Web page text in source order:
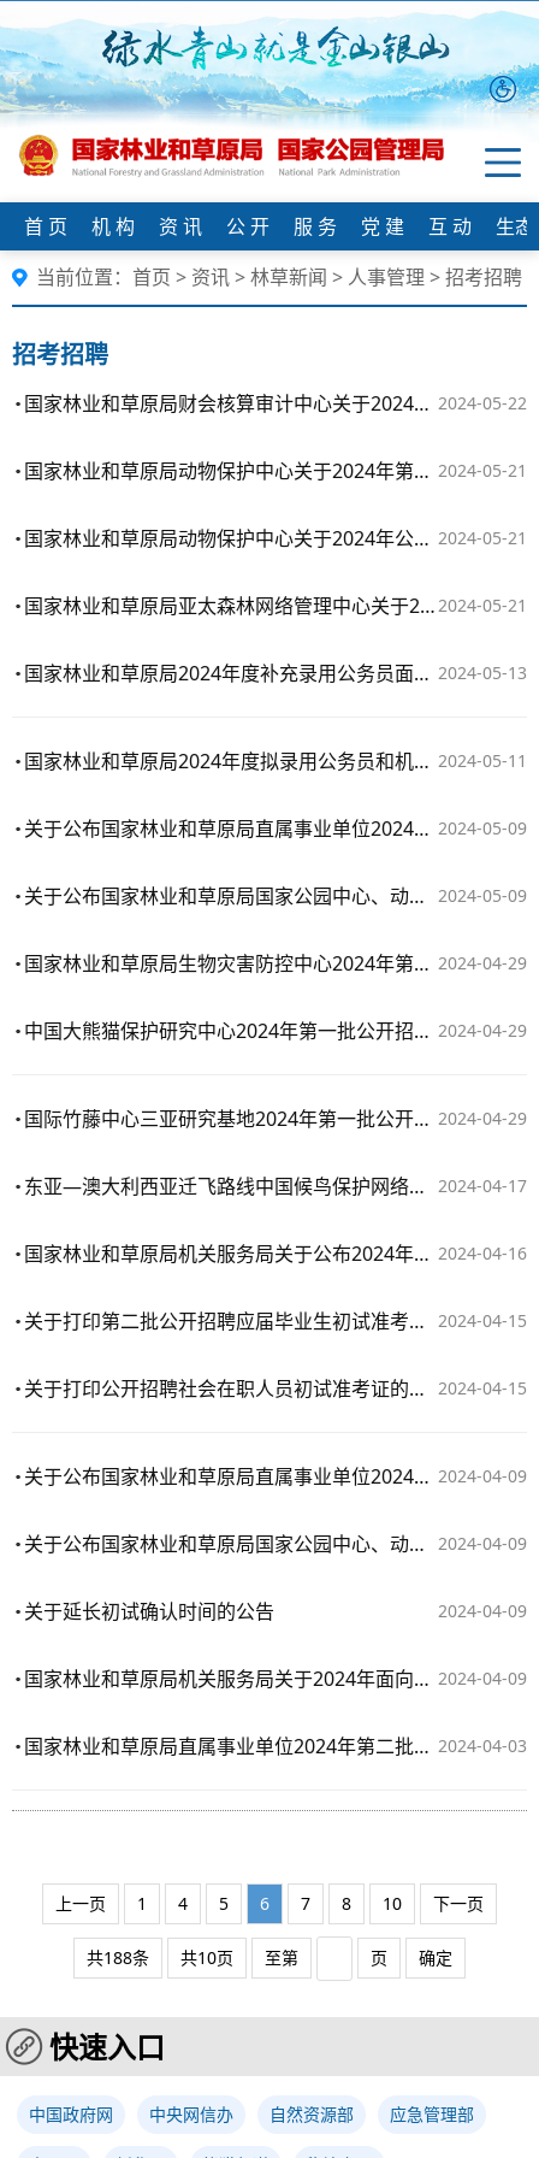
首 页 机 构 资 讯 公 开 服 务 党 建 互 动
生
当前位置： 首页 > 资讯>林草新闻 > 人事管理>招考招聘
招考招聘
2024-05-22
国家林业和草原局财会核算审计中心关于2024年第二批公开招聘应届毕业生复试工作安排的公告
2024-05-21
国家林业和草原局动物保护中心关于2024年第二批公开招聘应届毕业生复试工作安排的公告
2024-05-21
国家林业和草原局动物保护中心关于2024年公开招聘社会在职人员复试工作安排的公告
2024-05-21
国家林业和草原局亚太森林网络管理中心关于2024年第二批公开招聘应届毕业生复试工作安排的公告
2024-05-13
国家林业和草原局2024年度补充录用公务员面试公告
2024-05-11
国家林业和草原局2024年度拟录用公务员和机关工作人员公示公告
2024-05-09
关于公布国家林业和草原局直属事业单位2024年第二批公开招聘应届毕业生复试人员名单的公告
2024-05-09
关于公布国家林业和草原局国家公园中心、动物保护中心2024年公开招聘社会在职人员复试人员名单的公告
2024-04-29
国家林业和草原局生物灾害防控中心2024年第一批公开招聘博士研究生拟聘人员公示
2024-04-29
中国大熊猫保护研究中心2024年第一批公开招聘博士研究生拟聘人员公示
2024-04-29
国际竹藤中心三亚研究基地2024年第一批公开招聘博士研究生拟聘人员公示
2024-04-17
东亚—澳大利西亚迁飞路线中国候鸟保护网络建设项目招聘公告
2024-04-16
国家林业和草原局机关服务局关于公布2024年面向社会公开招聘工作人员体检和考察人员名单及有关事项的公告
2024-04-15
关于打印第二批公开招聘应届毕业生初试准考证及部分招聘单位考试地点调整的公告
2024-04-15
关于打印公开招聘社会在职人员初试准考证的公告
2024-04-09
关于公布国家林业和草原局直属事业单位2024年第二批公开招聘应届毕业生通过资格审查人员名单及取消岗位招聘计划情况的公告
2024-04-09
关于公布国家林业和草原局国家公园中心、动物保护中心2024年公开招聘社会在职人员通过资格审查人员名单及取消岗位招聘计划情况的公告
2024-04-09
关于延长初试确认时间的公告
2024-04-09
国家林业和草原局机关服务局关于2024年面向社会公开招聘工作人员复试工作安排的公告
2024-04-03
国家林业和草原局直属事业单位2024年第二批公开招聘应届毕业生初试有关安排的公告
上一页 1 4 5 6 7 8 10 下一页
共188条 共10页 至第 页 确定
快速入口
中国政府网 中央网信办 自然资源部 应急管理部